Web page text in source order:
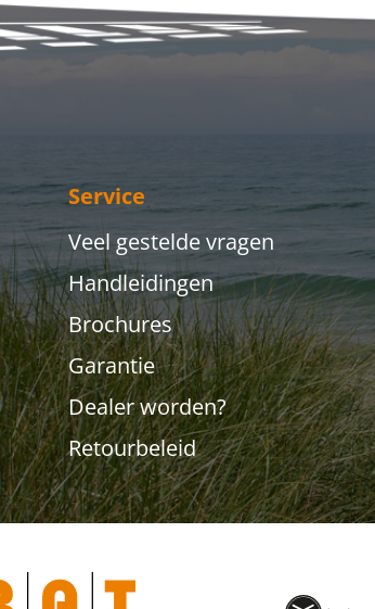
Service
Veel gestelde vragen
Handleidingen
Brochures
Garantie
Dealer worden?
Retourbeleid